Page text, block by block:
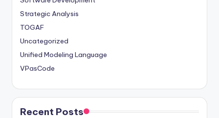
Strategic Analysis
TOGAF
Uncategorized
Unified Modeling Language
VPasCode
Recent Posts